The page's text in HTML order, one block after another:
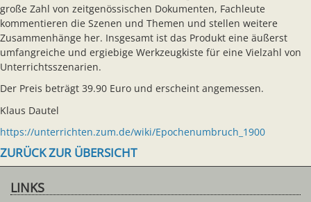
große Zahl von zeitgenössischen Dokumenten, Fachleute
kommentieren die Szenen und Themen und stellen weitere
Zusammenhänge her. Insgesamt ist das Produkt eine äußerst
umfangreiche und ergiebige Werkzeugkiste für eine Vielzahl von
Unterrichtsszenarien.
Der Preis beträgt 39.90 Euro und erscheint angemessen.
Klaus Dautel
https://unterrichten.zum.de/wiki/Epochenumbruch_1900
ZURÜCK ZUR ÜBERSICHT
LINKS